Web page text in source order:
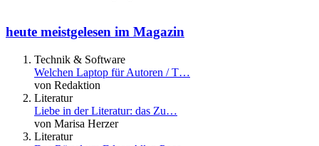
heute meistgelesen im Magazin
Technik & Software
Welchen Laptop für Autoren / T…
von Redaktion
Literatur
Liebe in der Literatur: das Zu…
von Marisa Herzer
Literatur